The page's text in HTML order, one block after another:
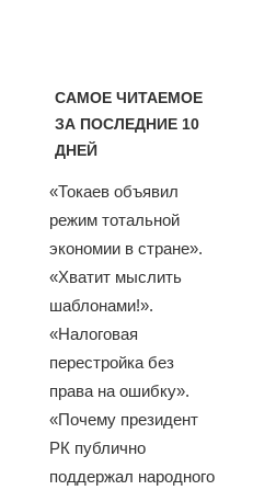
САМОЕ ЧИТАЕМОЕ
ЗА ПОСЛЕДНИЕ 10
ДНЕЙ
«Токаев объявил
режим тотальной
экономии в стране».
«Хватит мыслить
шаблонами!».
«Налоговая
перестройка без
права на ошибку».
«Почему президент
РК публично
поддержал народного